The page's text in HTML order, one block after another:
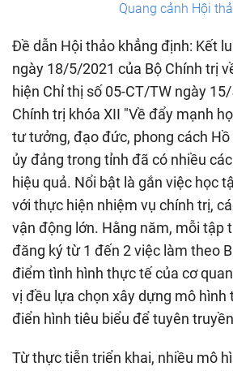
Quang cảnh Hội
Đề dẫn Hội thảo khẳng định: Kết
ngày 18/5/2021 của Bộ Chính trị
hiện Chỉ thị số 05-CT/TW ngày
Chính trị khóa XII "Về đẩy mạnh
tư tưởng, đạo đức, phong cách Hồ
ủy đảng trong tỉnh đã có nhiều
hiệu quả. Nổi bật là gắn việc học
với thực hiện nhiệm vụ chính trị,
vận động lớn. Hằng năm, mỗi tập
đăng ký từ 1 đến 2 việc làm theo
điểm tình hình thực tế của cơ
vị đều lựa chọn xây dựng mô hình
điển hình tiêu biểu để tuyên
Từ thực tiễn triển khai, nhiều mô